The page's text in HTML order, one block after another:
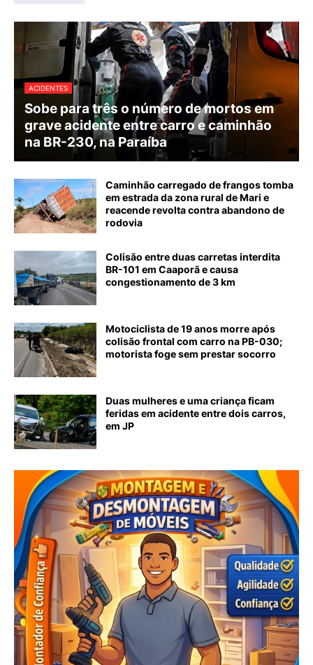
ACIDENTES
Sobe para três o número de mortos em
grave acidente entre carro e caminhão
na BR-230, na Paraíba
Caminhão carregado de frangos tomba
em estrada da zona rural de Mari e
reacende revolta contra abandono de
rodovia
Colisão entre duas carretas interdita
BR-101 em Caaporã e causa
congestionamento de 3 km
Motociclista de 19 anos morre após
colisão frontal com carro na PB-030;
motorista foge sem prestar socorro
Duas mulheres e uma criança ficam
feridas em acidente entre dois carros,
em JP